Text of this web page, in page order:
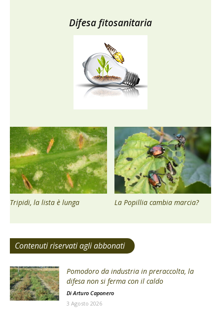
Difesa fitosanitaria
Tripidi, la lista è lunga La Popillia cambia marcia?
Contenuti riservati agli abbonati
Pomodoro da industria in preraccolta, la
difesa non si ferma con il caldo
DiArturo Caponero
3 Agosto 2026